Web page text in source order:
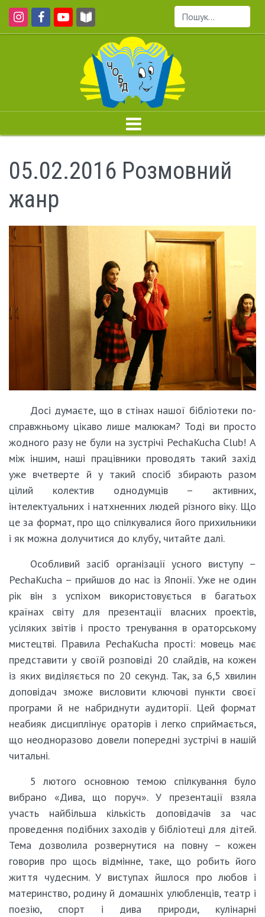
Пошук...
05.02.2016 Розмовний
жанр
Досі думаєте, що в стінах нашої бібліотеки по-
справжньому цікаво лише малюкам? Тоді ви просто
жодного разу не були на зустрічі PechaKucha Club! А
між іншим, наші працівники проводять такий захід
уже вчетверте й у такий спосіб збирають разом
цілий колектив однодумців – активних,
інтелектуальних і натхненних людей різного віку. Що
це за формат, про що спілкувалися його прихильники
і як можна долучитися до клубу, читайте далі.
Особливий засіб організації усного виступу –
PechaKucha – прийшов до нас із Японії. Уже не один
рік він з успіхом використовується в багатьох
країнах світу для презентації власних проектів,
усіляких звітів і просто тренування в ораторському
мистецтві. Правила PechaKucha прості: мовець має
представити у своїй розповіді 20 слайдів, на кожен
із яких виділяється по 20 секунд. Так, за 6,5 хвилин
доповідач зможе висловити ключові пункти своєї
програми й не набриднути аудиторії. Цей формат
неабияк дисциплінує ораторів і легко сприймається,
що неодноразово довели попередні зустрічі в нашій
читальні.
5 лютого основною темою спілкування було
вибрано «Дива, що поруч». У презентації взяла
участь найбільша кількість доповідачів за час
проведення подібних заходів у бібліотеці для дітей.
Тема дозволила розвернутися на повну – кожен
говорив про щось відмінне, таке, що робить його
життя чудесним. У виступах йшлося про любов і
материнство, родину й домашніх улюбленців, театр і
поезію, спорт і дива природи, кулінарні